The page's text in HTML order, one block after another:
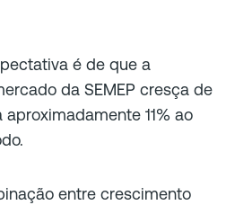
é de que a
da SEMEP cresça de
11% ao
entre crescimento